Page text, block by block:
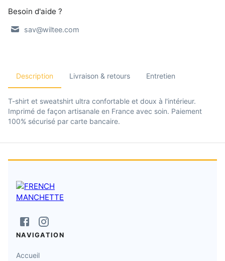
Besoin d'aide ?
sav@wiltee.com
Description Livraison & retours Entretien
T-shirt et sweatshirt ultra confortable et doux à l'intérieur.
Imprimé de façon artisanale en France avec soin. Paiement
100% sécurisé par carte bancaire.
NAVIGATION
Accueil